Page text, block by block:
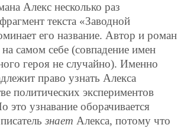
Алекс несколько раз
текста «Заводной
его название. Автор и роман
самом себе (совпадение имен
героя не случайно). Именно
право узнать Алекса
политических экспериментов
это узнавание оборачивается
знает Алекса, потому что